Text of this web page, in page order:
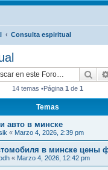
Consulta espiritual
14 temas •Página 1 de 1
Temas
авто в минске
« Marzo 4, 2026, 2:39 pm
в минске цены
« Marzo 4, 2026, 12:42 pm